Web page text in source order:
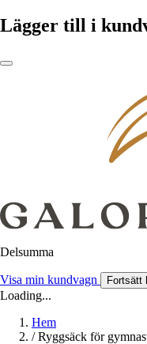
Lägger till i
Delsumma
Visa min kundvagn Fortsätt
Loading...
Hem
/ Ryggsäck för